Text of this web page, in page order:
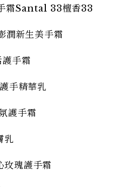
霜Santal 33檀香33
新生美手霜
手霜
手精華乳
護手霜
乳
玫瑰護手霜